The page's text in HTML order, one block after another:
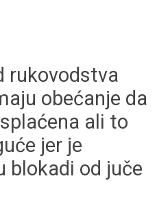
rukovodstva
obećanje da
ali to
jer je
blokadi od juče